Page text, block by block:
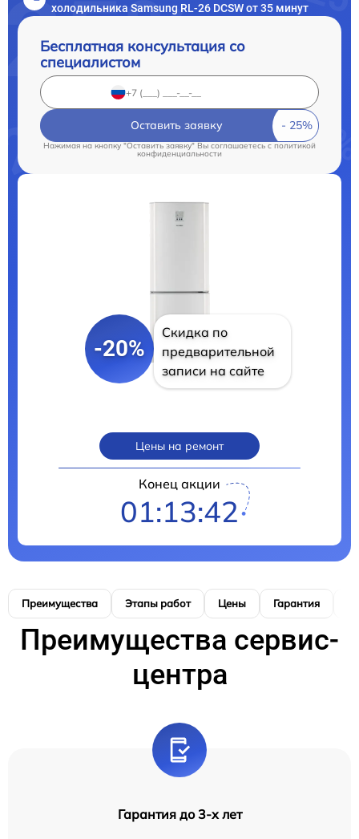
холодильника Samsung RL-26 DCSW от 35 минут
Бесплатная консультация со
специалистом
Оставить заявку
Нажимая на кнопку "Оставить заявку" Вы соглашаетесь c политикой
конфиденциальности
-20%
Скидка по
предварительной
записи на сайте
Цены на ремонт
Конец акции
01:13:41
Преимущества Этапы работ Цены Гарантия
Преимущества сервис-
центра
Гарантия до 3-х лет